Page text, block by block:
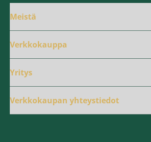
Meistä
Verkkokauppa
Yritys
Verkkokaupan yhteystiedot